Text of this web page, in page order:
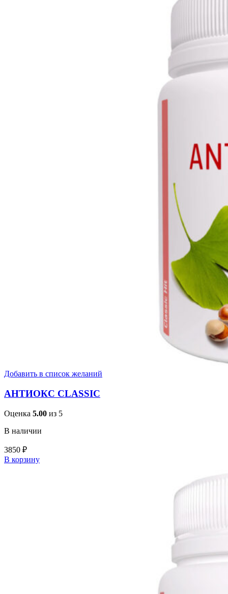
Добавить в список желаний
АНТИОКС CLASSIC
Оценка 5.00 из 5
В наличии
3850 ₽
В корзину